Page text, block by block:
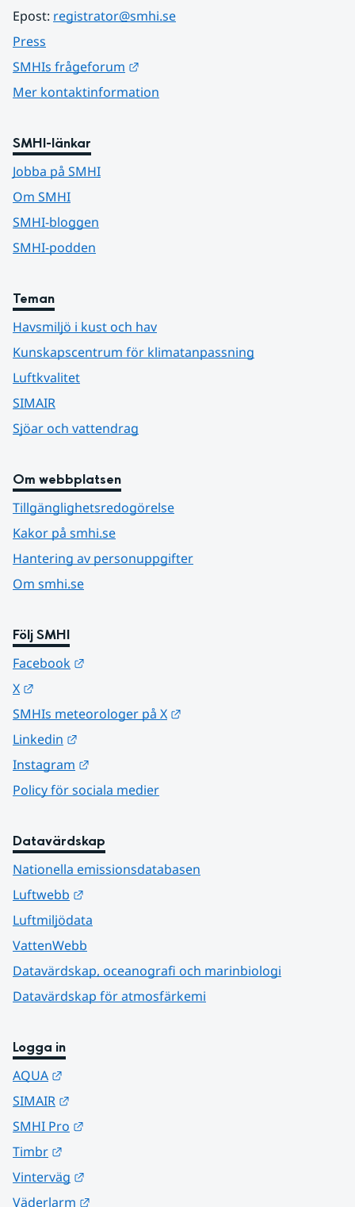
Epost: registrator@smhi.se
Press
SMHIs frågeforum
Mer kontaktinformation
SMHI-länkar
Jobba på SMHI
Om SMHI
SMHI-bloggen
SMHI-podden
Teman
Havsmiljö i kust och hav
Kunskapscentrum för klimatanpassning
Luftkvalitet
SIMAIR
Sjöar och vattendrag
Om webbplatsen
Tillgänglighetsredogörelse
Kakor på smhi.se
Hantering av personuppgifter
Om smhi.se
Följ SMHI
Facebook
X
SMHIs meteorologer på X
Linkedin
Instagram
Policy för sociala medier
Datavärdskap
Nationella emissionsdatabasen
Luftwebb
Luftmiljödata
VattenWebb
Datavärdskap, oceanografi och marinbiologi
Datavärdskap för atmosfärkemi
Logga in
AQUA
SIMAIR
SMHI Pro
Timbr
Vinterväg
Väderlarm